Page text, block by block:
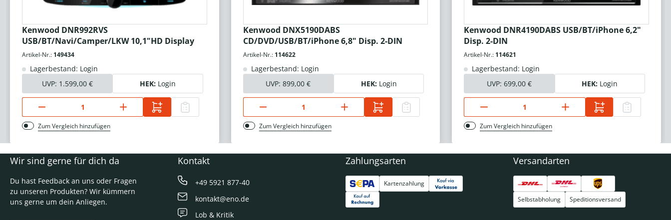
Kenwood DNR992RVS
USB/BT/Navi/Camper/LKW 10,1"HD Display
Artikel-Nr.: 149434
Lagerbestand: Login
UVP: 1.599,00 € HEK: Login
Zum Vergleich hinzufügen
Kenwood DNX5190DABS
CD/DVD/USB/BT/iPhone 6,8" Disp. 2-DIN
Artikel-Nr.: 114622
Lagerbestand: Login
UVP:899,00 € HEK: Login
Zum Vergleich hinzufügen
Kenwood DNR4190DABS USB/BT/iPhone 6,2"
Disp. 2-DIN
Artikel-Nr.: 114621
Lagerbestand: Login
UVP: 699,00 € HEK: Login
Zum Vergleich hinzufügen
Wir sind gerne für dich da
Du hast Feedback an uns oder Fragen
zu unseren Produkten? Wir kümmern
uns gerne um dein Anliegen.
Kontakt
+49 5921 877-40
kontakt@eno.de
Lob & Kritik
Zahlungsarten
Kartenzahlung
Versandarten
Selbstabholung Speditionsversand